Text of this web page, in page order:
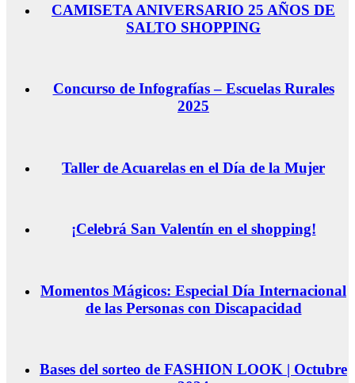
CAMISETA ANIVERSARIO 25 AÑOS DE
SALTO SHOPPING
Concurso de Infografías – Escuelas Rurales
2025
Taller de Acuarelas en el Día de la Mujer
¡Celebrá San Valentín en el shopping!
Momentos Mágicos: Especial Día Internacional
de las Personas con Discapacidad
Bases del sorteo de FASHION LOOK | Octubre